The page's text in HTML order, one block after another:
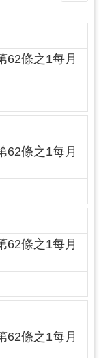
62條之1每月
62條之1每月
62條之1每月
62條之1每月